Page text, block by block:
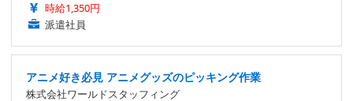
時給1,350円
派遣社員
アニメ好き必見 アニメグッズのピッキング作業
株式会社ワールドスタッフィング